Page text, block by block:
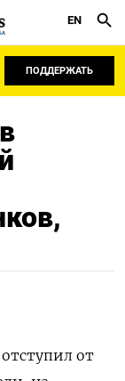
EN
ПОДДЕРЖАТЬ
от